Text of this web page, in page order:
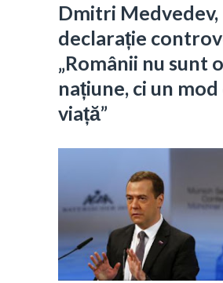
Dmitri Medvedev,
declarație
„Românii nu sunt o
națiune, ci un mod
viață”